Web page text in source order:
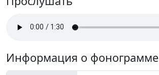
Информация о фонограмме